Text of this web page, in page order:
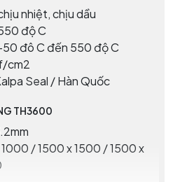
nhiệt, chịu dầu
độ C
đô C đến 550 độ C
cm2
Seal / Hàn Quốc
TH3600
/ 1500 x 1500 / 1500 x